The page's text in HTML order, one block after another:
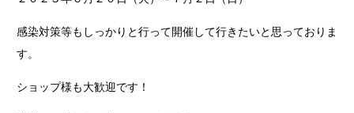
感染対策等もしっかりと行って開催して行きたいと思っておりま
す。
ショップ様も大歓迎です！